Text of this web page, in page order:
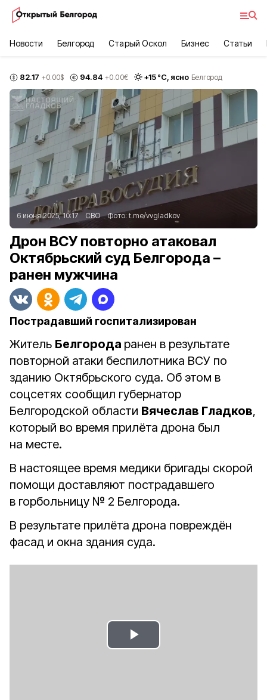
Новости Белгород Старый Оскол Бизнес Статьи
82.17 +0.00$ 94.84 +0.00€ +15°С, ясно Белгород
6 июня 2025, 10:17 СВО Фото: t.me/vvgladkov
Дрон ВСУ повторно атаковал
Октябрьский суд Белгорода –
ранен мужчина
Пострадавший госпитализирован
Житель Белгорода ранен в результате
повторной атаки беспилотника ВСУ по
зданию Октябрьского суда. Об этом в
соцсетях сообщил губернатор
Белгородской области Вячеслав Гладков,
который во время прилёта дрона был
на месте.
В настоящее время медики бригады скорой
помощи доставляют пострадавшего
в горбольницу № 2 Белгорода.
В результате прилёта дрона повреждён
фасад и окна здания суда.
Play